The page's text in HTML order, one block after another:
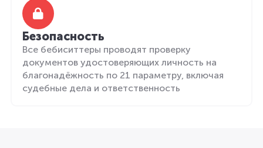
Безопасность
Все бебиситтеры проводят проверку
документов удостоверяющих личность на
благонадёжность по 21 параметру, включая
судебные дела и ответственность